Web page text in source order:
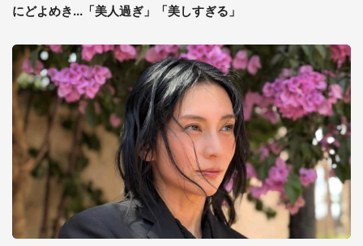
にどよめき...「美人過ぎ」「美しすぎる」